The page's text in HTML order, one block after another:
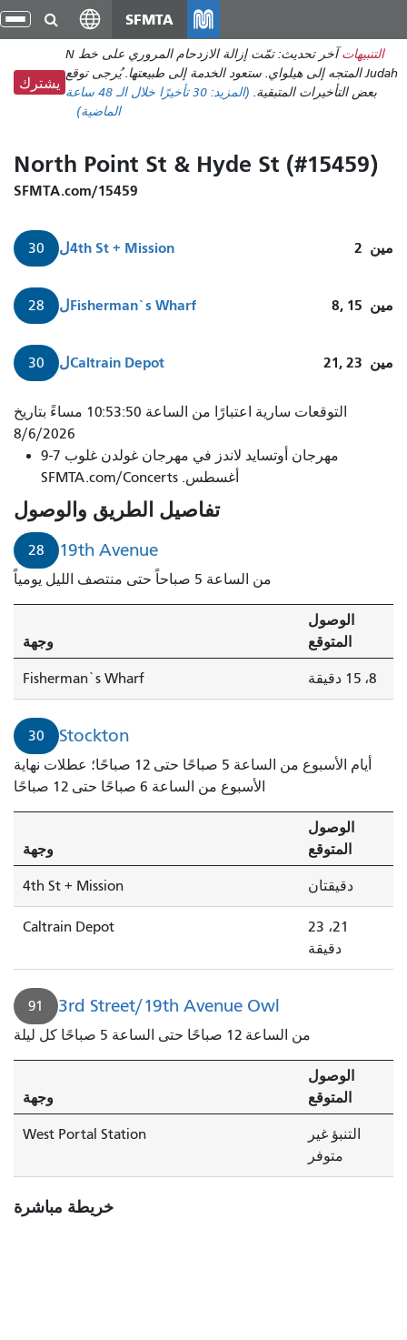
انتقل
إلى
المحتوى
الرئيسي
SFMTA
التنبيهات
آخر تحديث: تمّت إزالة الازدحام المروري على خط N
Judah المتجه إلى هيلواي. ستعود الخدمة إلى طبيعتها. يُرجى توقع
بعض التأخيرات المتبقية. (المزيد: 30 تأخيرًا
خلال الـ 48 ساعة
الماضية)
يشترك
North Point St & Hyde St (#15459)
SFMTA.com/15459
30 ل4th St + Mission 2 مين
28 لFisherman`s Wharf 8, 15 مين
30 لCaltrain Depot 21, 23 مين
سيصل
قطار
ستوكتون
30
خلال
دقيقتين.
التوقعات سارية اعتبارًا من الساعة 10:53:50 مساءً بتاريخ
8/6/2026
مهرجان أوتسايد لاندز في مهرجان غولدن غلوب 7-9
أغسطس. SFMTA.com/Concerts
تفاصيل الطريق والوصول
28 19th Avenue
من الساعة 5 صباحاً حتى منتصف الليل يومياً
وجهة
الوصول
المتوقع
Fisherman`s Wharf 8، 15 دقيقة
30 Stockton
أيام الأسبوع من الساعة 5 صباحًا حتى 12 صباحًا؛ عطلات نهاية
الأسبوع من الساعة 6 صباحًا حتى 12 صباحًا
وجهة
الوصول
المتوقع
4th St + Mission دقيقتان
Caltrain Depot
21، 23
دقيقة
91 3rd Street/19th Avenue Owl
من الساعة 12 صباحًا حتى الساعة 5 صباحًا كل ليلة
وجهة
الوصول
المتوقع
West Portal Station
التنبؤ غير
متوفر
خريطة مباشرة